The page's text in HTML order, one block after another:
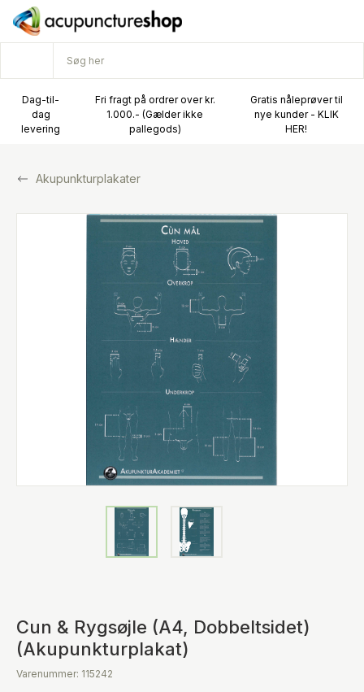
Dag-til-
dag
levering
Fri fragt på ordrer over kr.
1.000.- (Gælder ikke
pallegods)
Gratis nåleprøver til
nye kunder - KLIK
HER!
Akupunkturplakater
Cun & Rygsøjle (A4, Dobbeltsidet)
(Akupunkturplakat)
Varenummer: 115242